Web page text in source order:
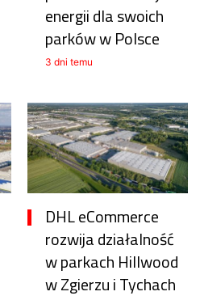
energii dla swoich
parków w Polsce
3 dni temu
DHL eCommerce
rozwija działalność
w parkach Hillwood
w Zgierzu i Tychach